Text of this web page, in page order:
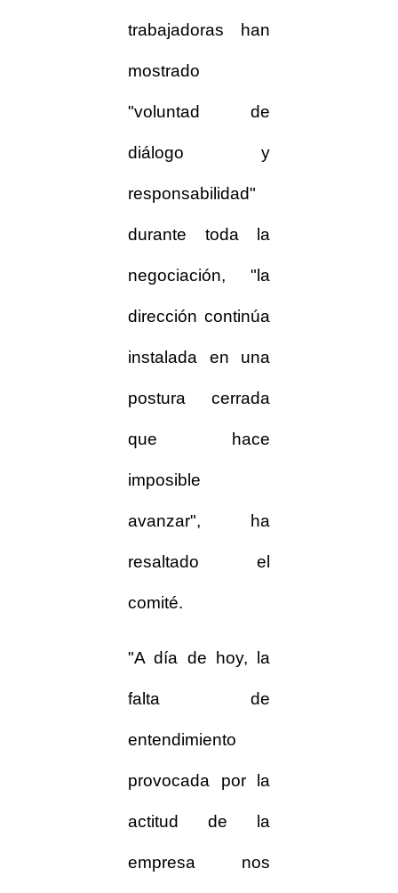
trabajadoras han
mostrado
"voluntad de
diálogo y
responsabilidad"
durante toda la
negociación, "la
dirección continúa
instalada en una
postura cerrada
que hace
imposible
avanzar", ha
resaltado el
comité.
"A día de hoy, la
falta de
entendimiento
provocada por la
actitud de la
empresa nos